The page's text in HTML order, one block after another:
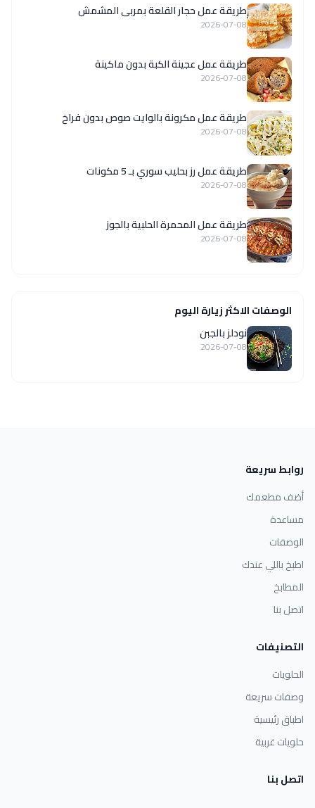
طريقة عمل حجار القلعة بمربى المشمش
2026-07-08
طريقة عمل عجينة الكبة بدون ماكينة
2026-07-08
طريقة عمل مكرونة بالوايت صوص بدون فراخ
2026-07-08
طريقة عمل رز بحليب سوري بـ 5 مكونات
2026-07-08
طريقة عمل المحمرة الحلبية بالجوز
2026-07-08
الوصفات الاكثر زيارة اليوم
نودلز بالجبن
2026-07-08
روابط سريعة
أضف مطعمك
مساعدة
الوصفات
اطبخ باللي عندك
المطابخ
اتصل بنا
التصنيفات
الحلويات
وصفات سريعة
اطباق رئيسية
حلويات غربية
اتصل بنا